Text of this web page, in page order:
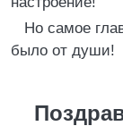
Но самое
было от души!